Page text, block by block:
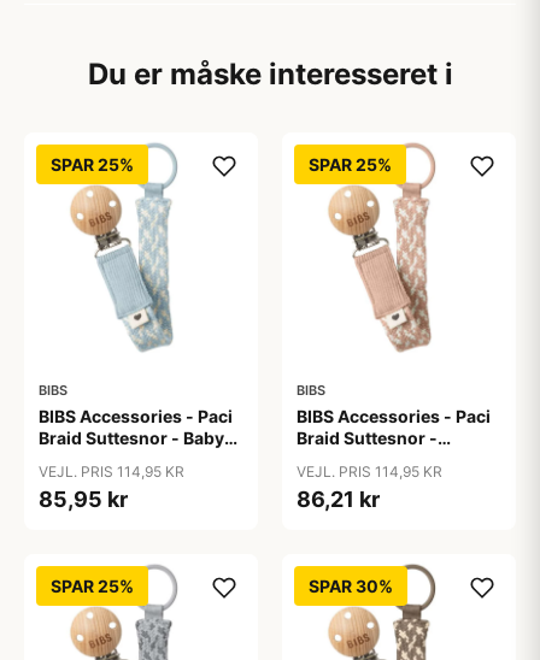
Du er måske interesseret i
SPAR 25%
BIBS
BIBS Accessories - Paci
Braid Suttesnor - Baby
VEJL. PRIS 114,95 KR
85,95 kr
SPAR 25%
BIBS
BIBS Accessories - Paci
Braid Suttesnor -
VEJL. PRIS 114,95 KR
86,21 kr
SPAR 25% SPAR 30%